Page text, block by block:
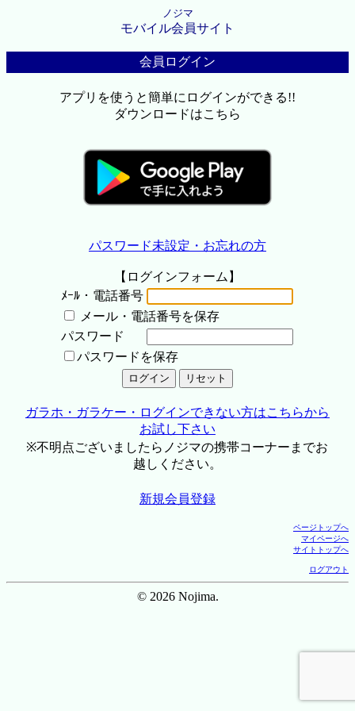
ノジマ
モバイル会員サイト
会員ログイン
アプリを使うと簡単にログインができる!!
ダウンロードはこちら
パスワード未設定・お忘れの方
【ログインフォーム】
ﾒｰﾙ・電話番号
メール・電話番号を保存
パスワード
パスワードを保存
ガラホ・ガラケー・ログインできない方はこちらから
お試し下さい
※不明点ございましたらノジマの携帯コーナーまでお
越しください。
新規会員登録
ページトップへ
マイページへ
サイトトップへ
ログアウト
© 2026 Nojima.